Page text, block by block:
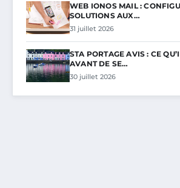
WEB IONOS MAIL :
SOLUTIONS AUX…
31 juillet 2026
STA PORTAGE AVIS : CE
AVANT DE SE…
30 juillet 2026